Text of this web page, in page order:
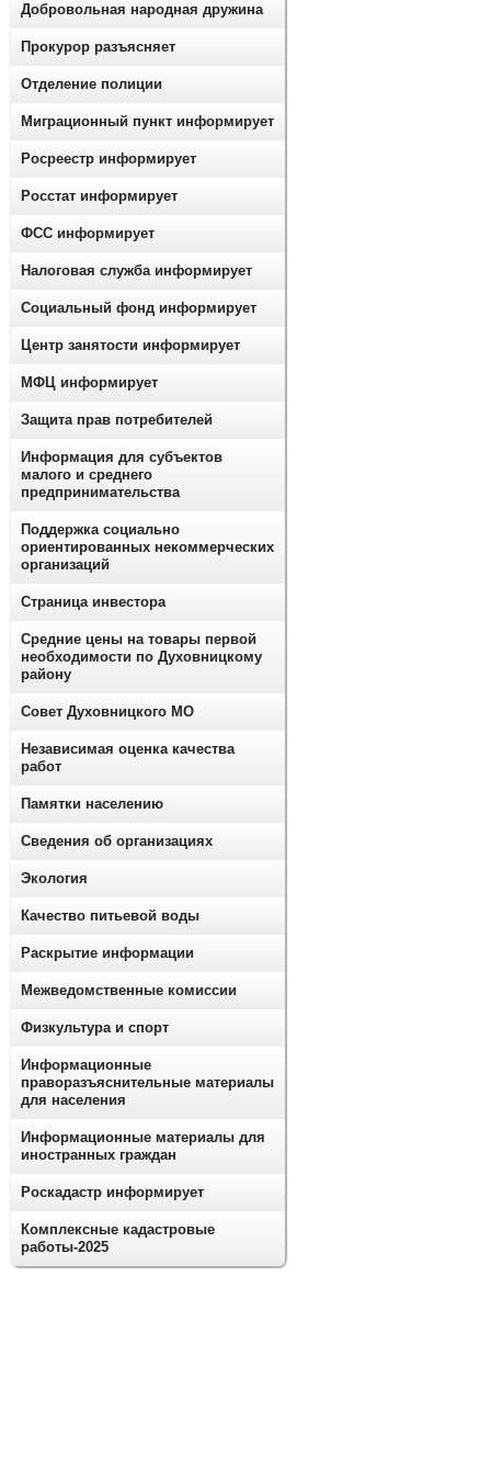
Добровольная народная дружина
Прокурор разъясняет
Отделение полиции
Миграционный пункт информирует
Росреестр информирует
Росстат информирует
ФСС информирует
Налоговая служба информирует
Социальный фонд информирует
Центр занятости информирует
МФЦ информирует
Защита прав потребителей
Информация для субъектов
малого и среднего
предпринимательства
Поддержка социально
ориентированных некоммерческих
организаций
Страница инвестора
Средние цены на товары первой
необходимости по Духовницкому
району
Совет Духовницкого МО
Независимая оценка качества
работ
Памятки населению
Сведения об организациях
Экология
Качество питьевой воды
Раскрытие информации
Межведомственные комиссии
Физкультура и спорт
Информационные
праворазъяснительные материалы
для населения
Информационные материалы для
иностранных граждан
Роскадастр информирует
Комплексные кадастровые
работы-2025